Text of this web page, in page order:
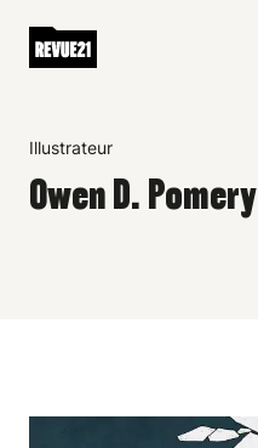
Illustrateur
Owen D. Pomery